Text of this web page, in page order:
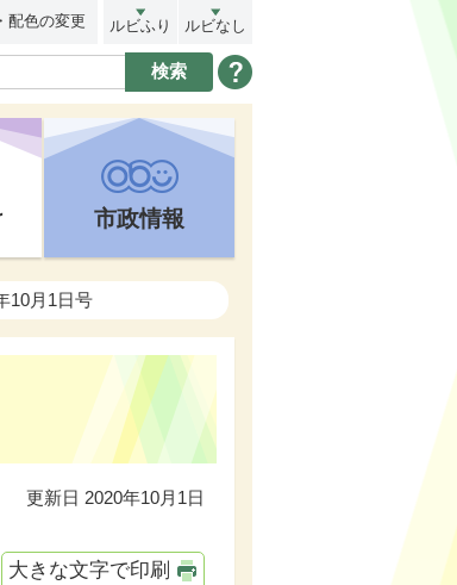
配色の変更 ルビふり ルビなし
市政情報
10月1日号
更新日 2020年10月1日
大きな文字で印刷